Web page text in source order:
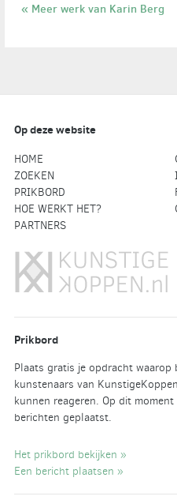
« Meer werk van Karin Berg
Op deze website
HOME
ZOEKEN
PRIKBORD
HOE WERKT HET?
PARTNERS
Prikbord
Plaats gratis je opdracht waarop
kunstenaars van
kunnen reageren. Op dit
berichten geplaatst.
Het prikbord bekijken »
Een bericht plaatsen »